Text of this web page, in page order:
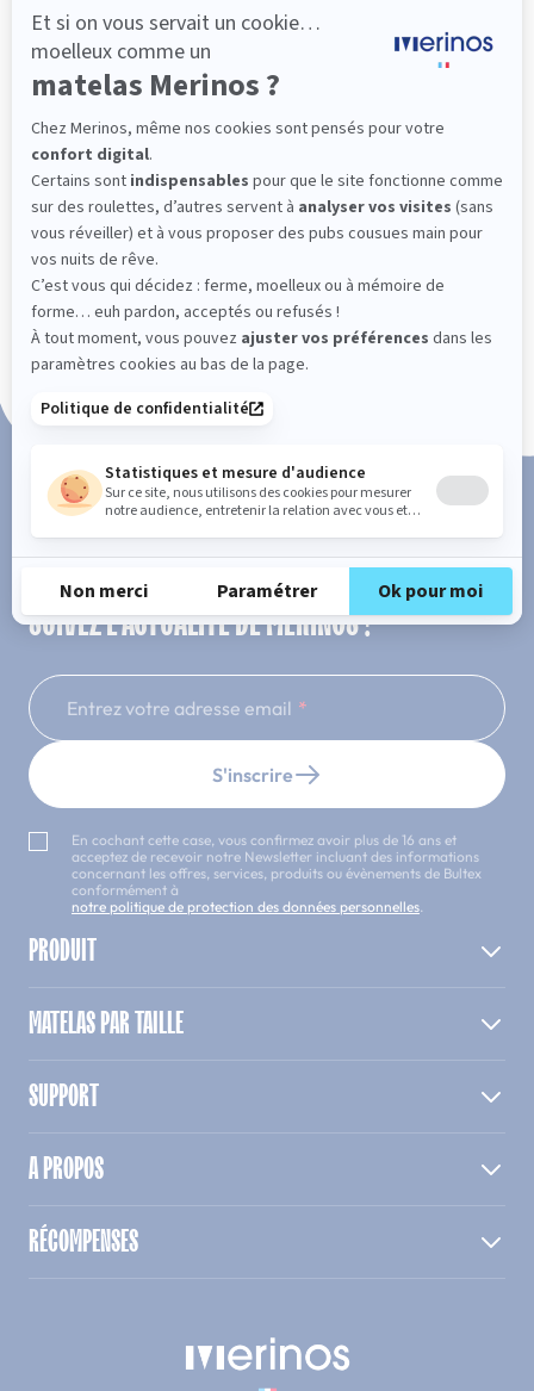
Fabrication Française
101 nuits d'essai*
Paiement en 3x ou 4x sans frais
SUIVEZ L'ACTUALITÉ DE MERINOS !
Entrez votre adresse email
S'inscrire
En cochant cette case, vous confirmez avoir plus de 16 ans et
acceptez de recevoir notre Newsletter incluant des informations
concernant les offres, services, produits ou évènements de Bultex
conformément à
notre politique de protection des données personnelles.
PRODUIT
MATELAS PAR TAILLE
SUPPORT
A PROPOS
RÉCOMPENSES